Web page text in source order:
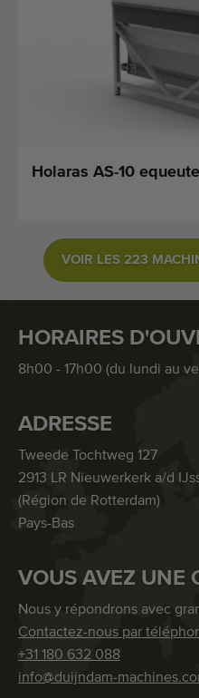
Holaras AS-10
VOIR LES 223
HORAIRES
8h00 - 17h00 (du lundi au
ADRESSE
Tweede Tochtweg 127
2913 LR Nieuwerkerk a/d
(Région de Rotterdam)
Pays-Bas
VOUS AVEZ UNE
Nous y répondrons avec
Contactez-nous par
+31 180 632 088
info@duijndam-